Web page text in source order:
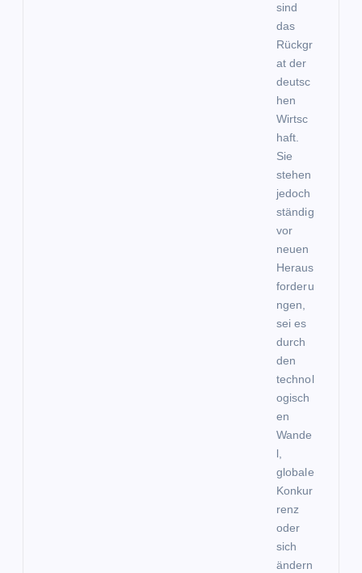
sind
das
Rückgr
at der
deutsc
hen
Wirtsc
haft.
Sie
stehen
jedoch
ständig
vor
neuen
Heraus
forderu
ngen,
sei es
durch
den
technol
ogisch
en
Wande
l,
globale
Konkur
renz
oder
sich
ändern